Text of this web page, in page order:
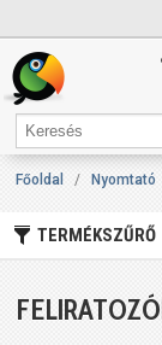
Főoldal / Nyomtató
TERMÉKSZŰRŐ